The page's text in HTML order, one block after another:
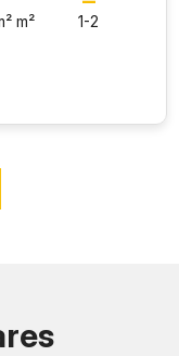
m² 1-2